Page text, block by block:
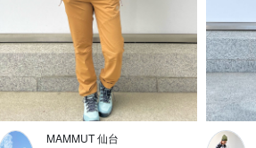
MAMMUT 仙台